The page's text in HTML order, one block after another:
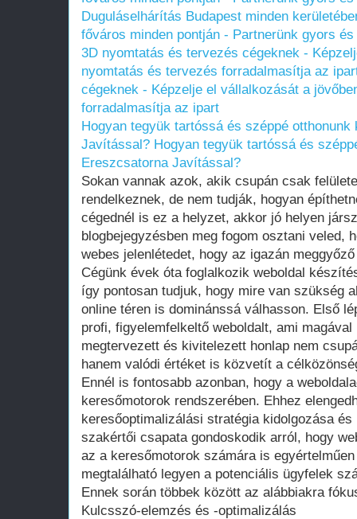
Duguláselhárítás Budapest minden
főváros minden pontján - Partnerünk gyors
3D nyomtatás és tervezés cégeknek -
nyomtatás és tervezés forradalmasítja az
cégeknek - Képzelje el vállalkozását a
forradalmasítja az ipart
Hogyan tegyük tartóssá és széppé
Javítással? Hogyan tegyük tartóssá és
Ereszcsatorna Javítással?
Sokan vannak azok, akik csupán csak
rendelkeznek, de nem tudják, hogyan
cégednél is ez a helyzet, akkor jó helyen
blogbejegyzésben meg fogom osztani veled,
webes jelenlétedet, hogy az igazán
Cégünk évek óta foglalkozik weboldal
így pontosan tudjuk, hogy mire van szükség
online téren is dominánssá válhasson. Első
profi, figyelemfelkeltő weboldalt, ami
megtervezett és kivitelezett honlap nem
hanem valódi értéket is közvetít a
Ennél is fontosabb azonban, hogy a
keresőmotorok rendszerében. Ehhez
keresőoptimalizálási stratégia kidolgozása
szakértői csapata gondoskodik arról, hogy
az a keresőmotorok számára is
megtalálható legyen a potenciális ügyfelek
Ennek során többek között az alábbiakra
Kulcsszó-elemzés és -optimalizálás